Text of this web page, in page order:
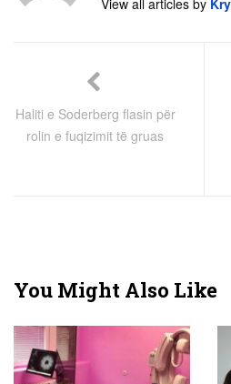
Haliti e Soderberg flasin për
rolin e fuqizimit të gruas
You Might Also Like